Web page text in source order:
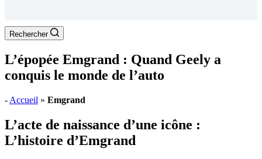
Rechercher
L’épopée Emgrand : Quand Geely a
conquis le monde de l’auto
- Accueil » Emgrand
L’acte de naissance d’une icône :
L’histoire d’Emgrand